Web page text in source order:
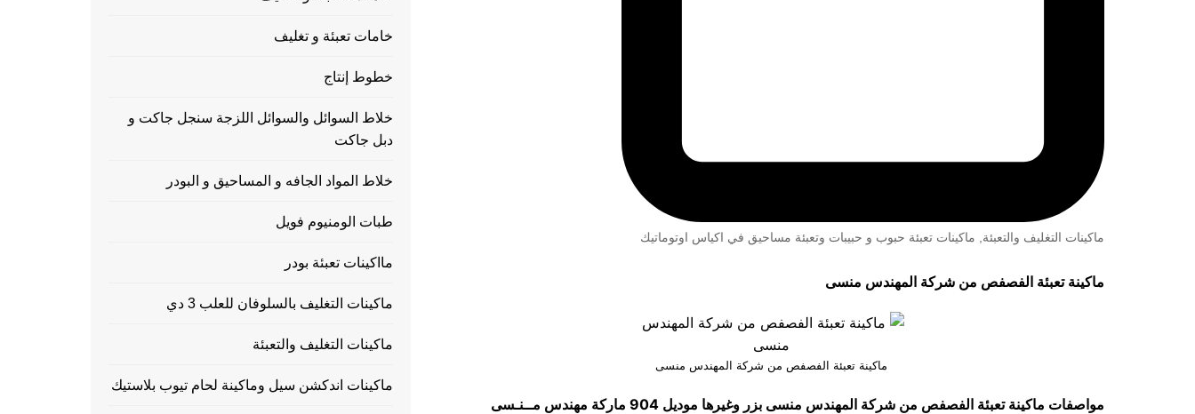
ماكينات التغليف والتعبئة ماكينات تعبئة حبوب و حبيبات وتعبئة مساحيق في اكياس اوتوماتيك
ماكينة تعبئة الفصفص من شركة المهندس منسى
ماكينة تعبئة الفصفص من شركة المهندس منسى
مواصفات ماكينة تعبئة الفصفص من شركة المهندس منسى بزر وغيرها موديل 904 ماركة مهندس مــنـسى
خامات تعبئة و تغليف
خطوط إنتاج
خلاط السوائل والسوائل اللزجة سنجل جاكت و
دبل جاكت
خلاط المواد الجافه و المساحيق و البودر
طبات الومنيوم فويل
مااكينات تعبئة بودر
ماكينات التغليف بالسلوفان للعلب 3 دي
ماكينات التغليف والتعبئة
ماكينات اندكشن سيل وماكينة لحام تيوب بلاستيك